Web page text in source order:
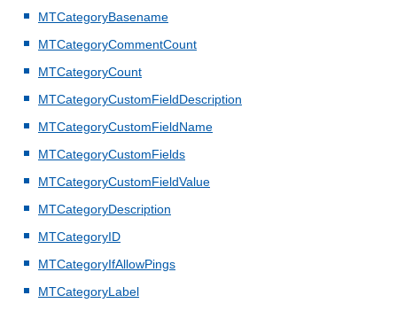
MTCategoryBasename
MTCategoryCommentCount
MTCategoryCount
MTCategoryCustomFieldDescription
MTCategoryCustomFieldName
MTCategoryCustomFields
MTCategoryCustomFieldValue
MTCategoryDescription
MTCategoryID
MTCategoryIfAllowPings
MTCategoryLabel